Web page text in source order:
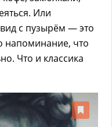
Или
с пузырём — это
напоминание, что
Что и классика